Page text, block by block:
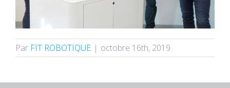
Par FIT ROBOTIQUE | octobre 16th, 2019